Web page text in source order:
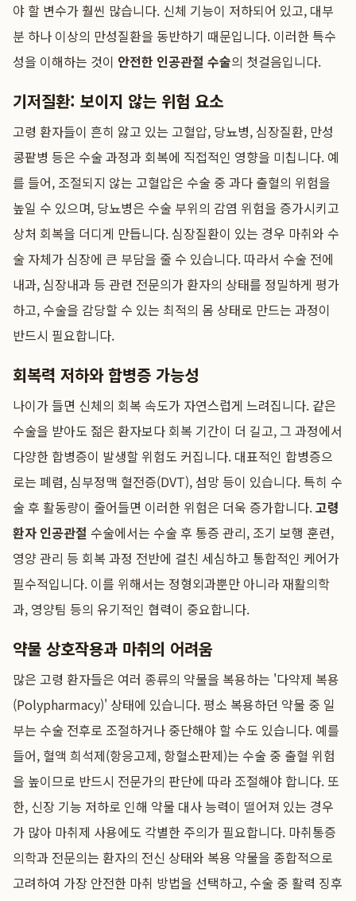
야 할 변수가 훨씬 많습니다. 신체 기능이 저하되어 있고, 대부
분 하나 이상의 만성질환을 동반하기 때문입니다. 이러한 특수
성을 이해하는 것이 안전한 인공관절 수술의 첫걸음입니다.
기저질환: 보이지 않는 위험 요소
고령 환자들이 흔히 앓고 있는 고혈압, 당뇨병, 심장질환, 만성
콩팥병 등은 수술 과정과 회복에 직접적인 영향을 미칩니다. 예
를 들어, 조절되지 않는 고혈압은 수술 중 과다 출혈의 위험을
높일 수 있으며, 당뇨병은 수술 부위의 감염 위험을 증가시키고
상처 회복을 더디게 만듭니다. 심장질환이 있는 경우 마취와 수
술 자체가 심장에 큰 부담을 줄 수 있습니다. 따라서 수술 전에
내과, 심장내과 등 관련 전문의가 환자의 상태를 정밀하게 평가
하고, 수술을 감당할 수 있는 최적의 몸 상태로 만드는 과정이
반드시 필요합니다.
회복력 저하와 합병증 가능성
나이가 들면 신체의 회복 속도가 자연스럽게 느려집니다. 같은
수술을 받아도 젊은 환자보다 회복 기간이 더 길고, 그 과정에서
다양한 합병증이 발생할 위험도 커집니다. 대표적인 합병증으
로는 폐렴, 심부정맥 혈전증(DVT), 섬망 등이 있습니다. 특히 수
술 후 활동량이 줄어들면 이러한 위험은 더욱 증가합니다.고령
환자 인공관절 수술에서는 수술 후 통증 관리, 조기 보행 훈련,
영양 관리 등 회복 과정 전반에 걸친 세심하고 통합적인 케어가
필수적입니다. 이를 위해서는 정형외과뿐만 아니라 재활의학
과, 영양팀 등의 유기적인 협력이 중요합니다.
약물 상호작용과 마취의 어려움
많은 고령 환자들은 여러 종류의 약물을 복용하는 '다약제 복용
(Polypharmacy)' 상태에 있습니다. 평소 복용하던 약물 중 일
부는 수술 전후로 조절하거나 중단해야 할 수도 있습니다. 예를
들어, 혈액 희석제(항응고제, 항혈소판제)는 수술 중 출혈 위험
을 높이므로 반드시 전문가의 판단에 따라 조절해야 합니다. 또
한, 신장 기능 저하로 인해 약물 대사 능력이 떨어져 있는 경우
가 많아 마취제 사용에도 각별한 주의가 필요합니다. 마취통증
의학과 전문의는 환자의 전신 상태와 복용 약물을 종합적으로
고려하여 가장 안전한 마취 방법을 선택하고, 수술 중 활력 징후